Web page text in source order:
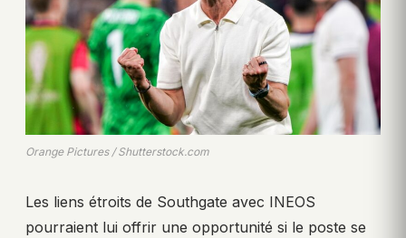
Orange Pictures / Shutterstock.com
Les liens étroits de Southgate avec INEOS
pourraient lui offrir une opportunité si le poste se